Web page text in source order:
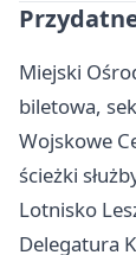
Miejski
biletowa,
Wojskowe
ścieżki
Lotnisko
Delegatura